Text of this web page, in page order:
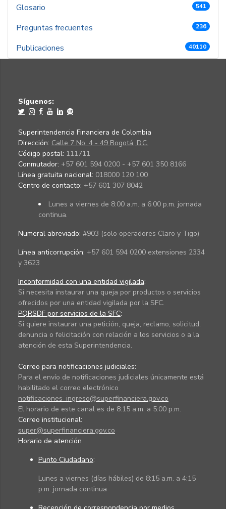
Glosario 541
Preguntas frecuentes 236
Publicaciones 40110
Síguenos:
Superintendencia Financiera de Colombia
Dirección: Calle 7 No. 4 - 49 Bogotá, D.C.
Código postal: 111711
Conmutador: +57 601 594 0200 - +57 601 350 8166
Línea gratuita nacional: 018000 120 100
Centro de contacto: +57 601 307 8042
Lunes a viernes de 8:00 a.m. a 6:00 p.m. jornada
continua.
Numeral abreviado: #903 (solo operadores Claro y Tigo)
Línea anticorrupción: +57 601 594 0200 extensiones 2334
y 3623
Inconformidad con una entidad vigilada:
Si necesita instaurar una queja por productos o servicios
ofrecidos por una entidad vigilada por la SFC.
PQRSDF por servicios de la SFC:
Si quiere instaurar una petición, queja, reclamo, solicitud,
denuncia o felicitación con relación a los servicios o a la
atención de esta Superintendencia.
Correo para notificaciones judiciales:
Para el envío de notificaciones judiciales únicamente está
habilitado el correo electrónico
notificaciones_ingreso@superfinanciera.gov.co
El horario de este canal es de 8:15 a.m. a 5:00 p.m.
Correo institucional:
super@superfinanciera.gov.co
Horario de atención
Punto Ciudadano:
Lunes a viernes (días hábiles) de 8:15 a.m. a 4:15
p.m. jornada continua